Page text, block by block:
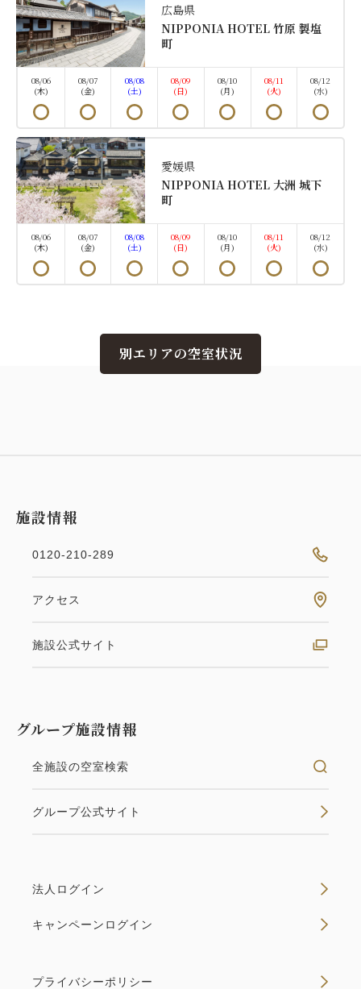
禁煙 108.80m
セミダブルサイズ / 幅100-120cm×2
Wi-Fiあり（無料）
緑に囲まれ、風を感じながらゆったり過ごす、開放的
な平屋一棟貸切のお部屋
空室なし 詳細
空室カレンダー
MOTO
VMGプレミア
レンドリールーム
禁煙 92.80m
な平屋一棟貸切のお部屋
広島県
NIPPONIA HOTEL 竹原 製塩
町
08/06
(木)
08/07
(金)
08/08
(土)
08/09
(日)
08/10
(月)
08/11
(火)
08/12
(水)
愛媛県
NIPPONIA HOTEL 大洲 城下
町
08/06
(木)
08/07
(金)
08/08
(土)
08/09
(日)
08/10
(月)
08/11
(火)
08/12
(水)
別エリアの空室状況
施設情報
0120-210-289
アクセス
施設公式サイト
グループ施設情報
全施設の空室検索
グループ公式サイト
法人ログイン
キャンペーンログイン
プライバシーポリシー